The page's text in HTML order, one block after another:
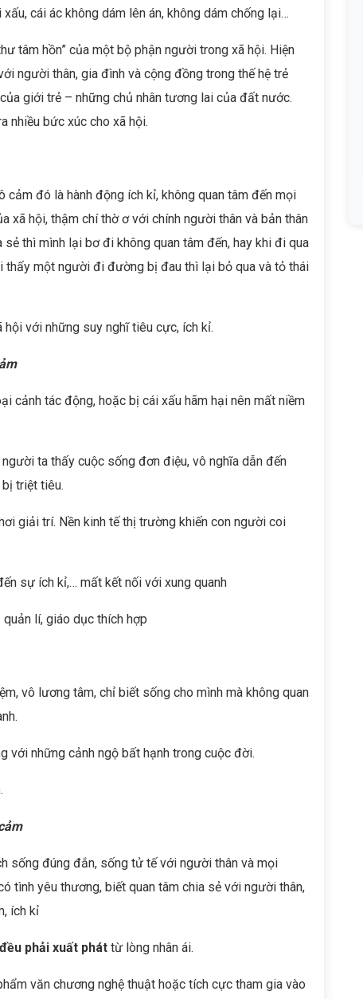
cái ác không dám lên án, không dám chống lại…
tâm hồn” của một bộ phận người trong xã hội. Hiện
người thân, gia đình và cộng đồng trong thế hệ trẻ
giới trẻ – những chủ nhân tương lai của đất nước.
nhiều bức xúc cho xã hội.
đó là hành động ích kỉ, không quan tâm đến mọi
xã hội, thậm chí thờ ơ với chính người thân và bản thân
thì mình lại bơ đi không quan tâm đến, hay khi đi qua
thấy một người đi đường bị đau thì lại bỏ qua và tỏ thái
với những suy nghĩ tiêu cực, ích kỉ.
cảnh tác động, hoặc bị cái xấu hãm hại nên mất niềm
ta thấy cuộc sống đơn điệu, vô nghĩa dẫn đến
triệt tiêu.
giải trí. Nền kinh tế thị trường khiến con người coi
sự ích kỉ,… mất kết nối với xung quanh
lí, giáo dục thích hợp
vô lương tâm, chỉ biết sống cho mình mà không quan
với những cảnh ngộ bất hạnh trong cuộc đời.
sống đúng đắn, sống tử tế với người thân và mọi
tình yêu thương, biết quan tâm chia sẻ với người thân,
ích kỉ
phải xuất phát từ lòng nhân ái.
văn chương nghệ thuật hoặc tích cực tham gia vào